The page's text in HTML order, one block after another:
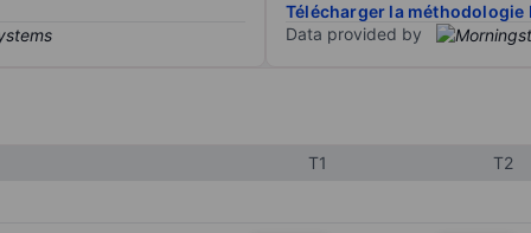
Télécharger la méthodologie
Data provided by
T1 T2